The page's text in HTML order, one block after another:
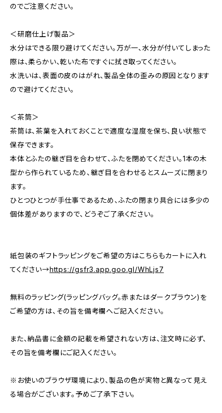
のでご注意ください。
＜研磨仕上げ製品＞
水分はできる限り避けてください。万が一、水分が付いてしまった
際は、柔らかい、乾いた布ですぐに拭き取ってください。
水洗いは、表面の皮のはがれ、製品全体の歪みの原因となります
ので避けてください。
＜茶筒＞
茶筒は、茶葉を入れておくことで適度な湿度を保ち、良い状態で
保存できます。
本体とふたの継ぎ目を合わせて、ふたを閉めてください。1本の木
型から作られているため、継ぎ目を合わせるとスムーズに閉まり
ます。
ひとつひとつが手仕事であるため、ふたの閉まり具合には多少の
個体差がありますので、どうぞご了承ください。
紙包装のギフトラッピングをご希望の方はこちらもカートに入れ
てください→https://gsfr3.app.goo.gl/WhLjs7
無料のラッピング(ラッピングバッグ。赤またはダークブラウン)を
ご希望の方は、その旨を備考欄へご記入ください。
また、納品書に金額の記載を希望されない方は、注文時に必ず、
その旨を備考欄にご記入ください。
※お使いのブラウザ環境により、製品の色が実物と異なって見え
る場合がございます。予めご了承下さい。